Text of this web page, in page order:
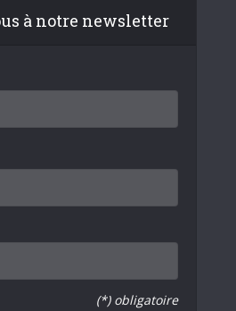
à notre newsletter
(*) obligatoire